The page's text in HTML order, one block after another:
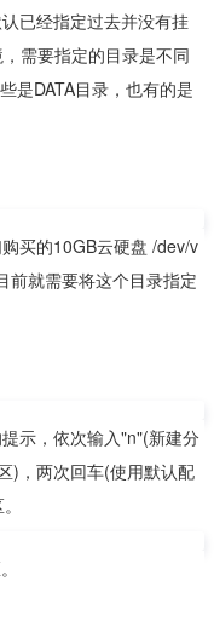
已经指定过去并没有挂
需要指定的目录是不同
是DATA目录，也有的是
买的10GB云硬盘 /dev/v
前就需要将这个目录指定
示，依次输入"n"(新建分
)，两次回车(使用默认配